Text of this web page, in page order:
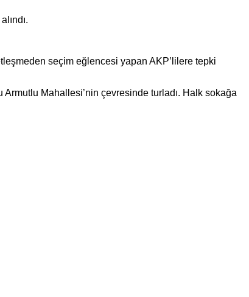
seçim eğlencesi yapan AKP’lilere tepki
Armutlu Mahallesi’nin çevresinde turladı. Halk sokağa